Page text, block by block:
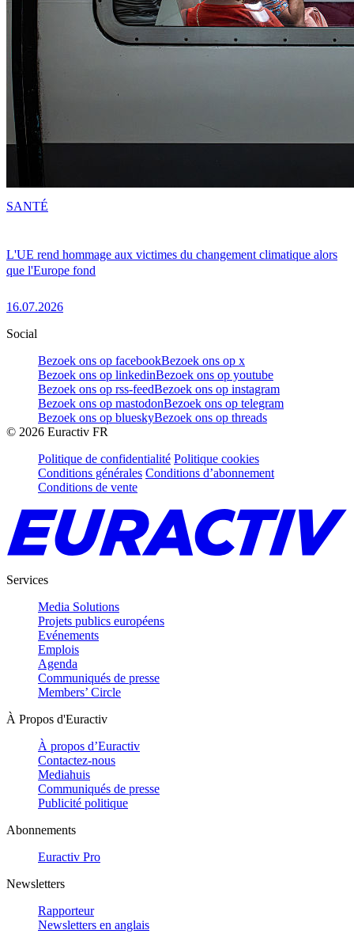
L'UE rend hommage aux victimes du changement climatique alors
que l'Europe fond
16.07.2026
SANTÉ
Social
Bezoek ons op facebookBezoek ons op x
Bezoek ons op linkedinBezoek ons op youtube
Bezoek ons op rss-feedBezoek ons op instagram
Bezoek ons op mastodonBezoek ons op telegram
Bezoek ons op blueskyBezoek ons op threads
© 2026 Euractiv FR
Politique de confidentialité Politique cookies
Conditions générales Conditions d’abonnement
Conditions de vente
Services
Media Solutions
Projets publics européens
Evénements
Emplois
Agenda
Communiqués de presse
Members’ Circle
À Propos d'Euractiv
À propos d’Euractiv
Contactez-nous
Mediahuis
Communiqués de presse
Publicité politique
Abonnements
Euractiv Pro
Newsletters
Rapporteur
Newsletters en anglais